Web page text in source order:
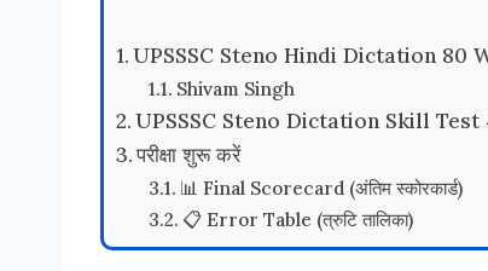
UPSSSC Steno Hindi Dictation 80
Shivam Singh
UPSSSC Steno Dictation Skill Test
परीक्षा शुरू करें
📊 Final Scorecard (अंतिम स्कोरकार्ड)
📋 Error Table (त्रुटि तालिका)